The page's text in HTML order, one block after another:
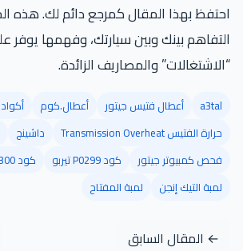
احتفظ بهذا المقال كمرجع دائم لك. هذه
التفاهم بينك وبين سيارتك، وفهمها يوفر
“الاشتغالات” والمصاريف الزائدة.
a3tal أعطال فتيس جيتور أعطال.كوم
حرارة الفتيس Transmission Overheat
داشينج
فحص كمبيوتر جيتور
كود P0299 تيربو كود P0300
لمبة التيك إنجن
لمبة المفتاح
← المقال السابق